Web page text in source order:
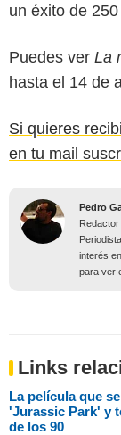
un éxito de
Puedes ver La
hasta el 14 de
Si quieres
en tu mail
Pedro
interés
para ver
Links
La película que
'Jurassic Park' y
de los 90